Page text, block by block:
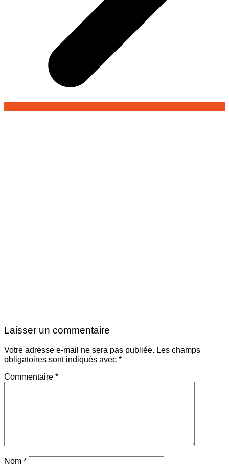
Laisser un commentaire
Votre adresse e-mail ne sera pas publiée. Les champs
obligatoires sont indiqués avec *
Commentaire *
Nom *